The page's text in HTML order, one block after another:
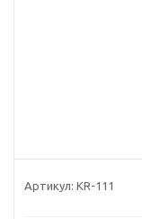
Артикул: KR-111